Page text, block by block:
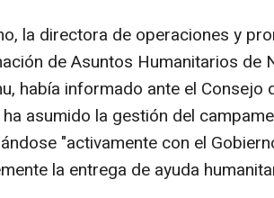
la directora de operaciones y
de Asuntos Humanitarios de
había informado ante el Consejo
ha asumido la gestión del
"activamente con el
la entrega de ayuda